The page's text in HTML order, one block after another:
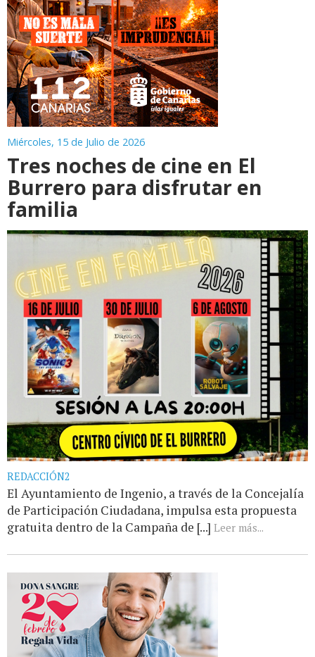
Miércoles, 15 de Julio de 2026
Tres noches de cine en El
Burrero para disfrutar en
familia
REDACCIÓN2
El Ayuntamiento de Ingenio, a través de la Concejalía
de Participación Ciudadana, impulsa esta propuesta
gratuita dentro de la Campaña de [...] Leer más...